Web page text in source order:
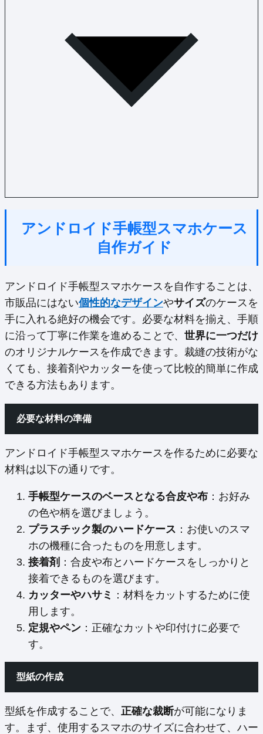
アンドロイド手帳型スマホケース
自作ガイド
アンドロイド手帳型スマホケースを自作することは、
市販品にはない個性的なデザインやサイズのケースを
手に入れる絶好の機会です。必要な材料を揃え、手順
に沿って丁寧に作業を進めることで、 世界に一つだけ
のオリジナルケースを作成できます。裁縫の技術がな
くても、接着剤やカッターを使って比較的簡単に作成
できる方法もあります。
必要な材料の準備
アンドロイド手帳型スマホケースを作るために必要な
材料は以下の通りです。
手帳型ケースのベースとなる合皮や布 ：お好み
の色や柄を選びましょう。
プラスチック製のハードケース ：お使いのスマ
ホの機種に合ったものを用意します。
接着剤 ：合皮や布とハードケースをしっかりと
接着できるものを選びます。
カッターやハサミ ：材料をカットするために使
用します。
定規やペン ：正確なカットや印付けに必要で
す。
型紙の作成
型紙を作成することで、 正確な裁断が可能になりま
す。まず、使用するスマホのサイズに合わせて、ハー